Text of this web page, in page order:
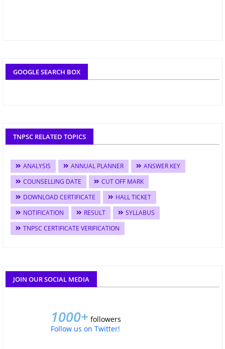
GOOGLE SEARCH BOX
TNPSC RELATED TOPICS
ANALYSIS ANNUAL PLANNER
ANSWER KEY
COUNSELLING DATE
CUT OFF MARK
DOWNLOAD CERTIFICATE
HALL TICKET
NOTIFICATION
RESULT
SYLLABUS
TNPSC CERTIFICATE VERIFICATION
JOIN OUR SOCIAL MEDIA
1000+ followers
Follow us on Twitter!